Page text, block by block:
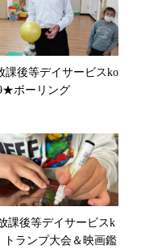
課後等デイサービスko
ボーリング
課後等デイサービスk
ランプ大会＆映画鑑